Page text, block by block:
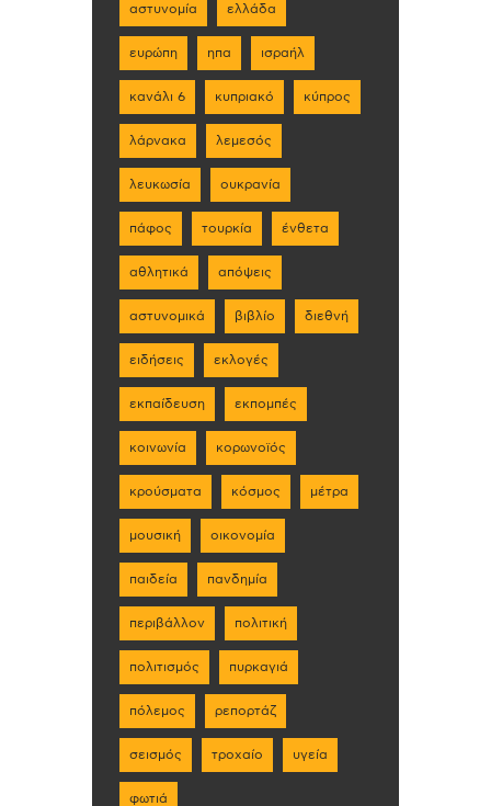
αστυνομία ελλάδα
ευρώπη ηπα ισραήλ
κανάλι 6 κυπριακό κύπρος
λάρνακα λεμεσός
λευκωσία ουκρανία
πάφος τουρκία ένθετα
αθλητικά απόψεις
αστυνομικά βιβλίο διεθνή
ειδήσεις εκλογές
εκπαίδευση εκπομπές
κοινωνία κορωνοϊός
κρούσματα κόσμος μέτρα
μουσική οικονομία
παιδεία πανδημία
περιβάλλον πολιτική
πολιτισμός πυρκαγιά
πόλεμος ρεπορτάζ
σεισμός τροχαίο υγεία
φωτιά